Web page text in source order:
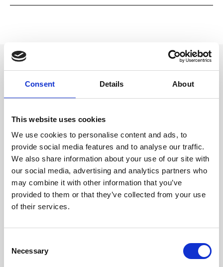
Consent Details About
This website uses cookies
We use cookies to personalise content and ads, to
provide social media features and to analyse our traffic.
We also share information about your use of our site with
our social media, advertising and analytics partners who
may combine it with other information that you’ve
provided to them or that they’ve collected from your use
of their services.
Selection
Necessary
Contatti del sito o effettuando una richiesta di assistenza prodotto dal
tuo account Ripani.
Materiale
Vera pelle effetto vernice
Dimensione
cm (l x a x p)30.5 x 18 x 2